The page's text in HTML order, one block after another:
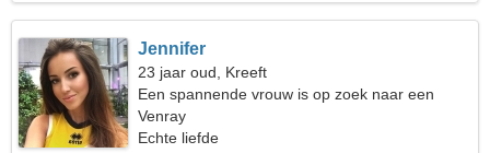
Jennifer
23 jaar oud, Kreeft
Een spannende vrouw is op zoek naar een
relatie
Venray
Echte liefde